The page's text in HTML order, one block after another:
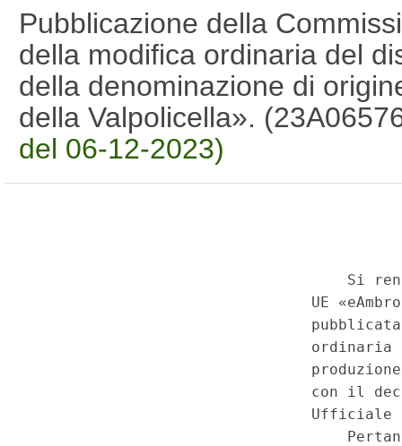
Pubblicazione della
della modifica ordinaria del
della denominazione di
della Valpolicella».
del 06-12-2023)